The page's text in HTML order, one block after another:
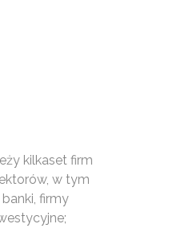
kilkaset firm
w tym
firmy